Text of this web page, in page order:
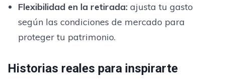
Flexibilidad en la retirada:ajusta tu gasto
según las condiciones de mercado para
proteger tu patrimonio.
Historias reales para inspirarte